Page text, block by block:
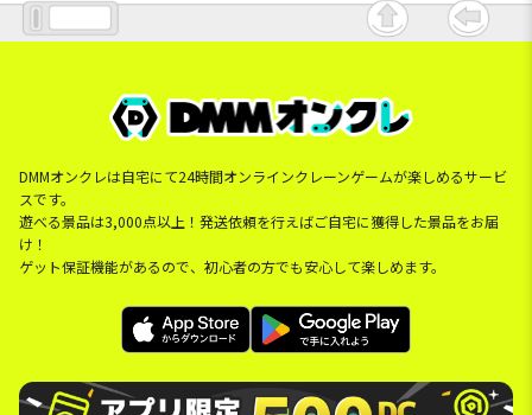
DMMオンクレは自宅にて24時間オンラインクレーンゲームが楽しめるサービ
スです。
遊べる景品は3,000点以上！発送依頼を行えばご自宅に獲得した景品をお届
け！
ゲット保証機能があるので、初心者の方でも安心して楽しめます。